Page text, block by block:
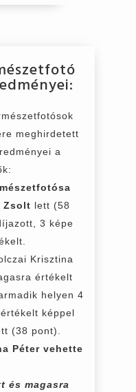
meghirdetett
a
Zsolt lett (58
3 képe
Krisztina
értékelt
helyen 4
képpel
(38 pont).
Péter vehette
és magasra